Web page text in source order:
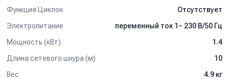
Функция Циклон
Отсутствует
Электропитание
переменный ток 1~ 230 В/50 Гц
Мощность (кВт)
1.4
Длина сетевого шнура (м)
10
Вес
4.9 кг